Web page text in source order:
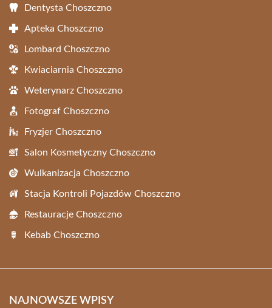
Dentysta Choszczno
Apteka Choszczno
Lombard Choszczno
Kwiaciarnia Choszczno
Weterynarz Choszczno
Fotograf Choszczno
Fryzjer Choszczno
Salon Kosmetyczny Choszczno
Wulkanizacja Choszczno
Stacja Kontroli Pojazdów Choszczno
Restauracje Choszczno
Kebab Choszczno
NAJNOWSZE WPISY